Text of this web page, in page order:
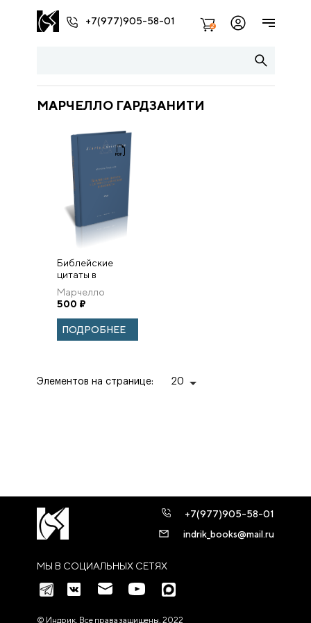
+7(977)905-58-01 2
МАРЧЕЛЛО ГАРДЗАНИТИ
Библейские
цитаты в
церковнославянской
книжности
Марчелло
Гардзанити
500 ₽
ПОДРОБНЕЕ
Элементов на странице: 20
МЫ В СОЦИАЛЬНЫХ СЕТЯХ
+7(977)905-58-01
indrik_books@mail.ru
© Индрик. Все права защищены, 2022